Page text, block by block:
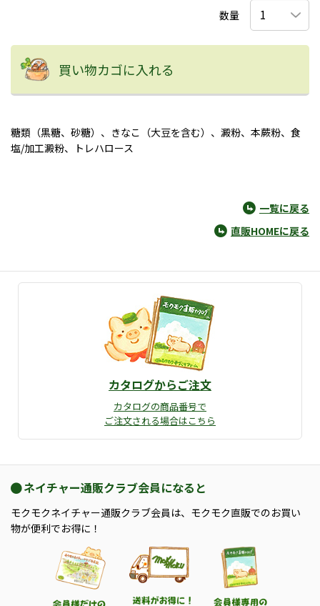
数量
買い物カゴに入れる
糖類（黒糖、砂糖）、きなこ（大豆を含む）、澱粉、本蕨粉、食
塩/加工澱粉、トレハロース
一覧に戻る
直販HOMEに戻る
カタログからご注文
カタログの商品番号で
ご注文される場合はこちら
ネイチャー通販クラブ会員になると
モクモクネイチャー通販クラブ会員は、モクモク直販でのお買い
物が便利でお得に！